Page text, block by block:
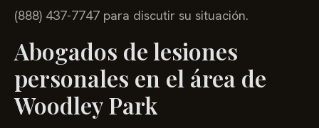
(888) 437-7747 para discutir su situación.
Abogados de lesiones
personales en el área de
Woodley Park